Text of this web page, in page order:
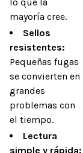
mayoría cree.
Sellos
resistentes:
Pequeñas fugas
se convierten en
grandes
problemas con
el tiempo.
Lectura
simple y rápida: